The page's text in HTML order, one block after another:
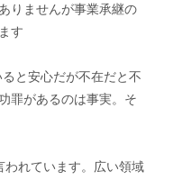
りませんが事業承継の
す
と安心だが不在だと不
罪があるのは事実。そ
れています。広い領域